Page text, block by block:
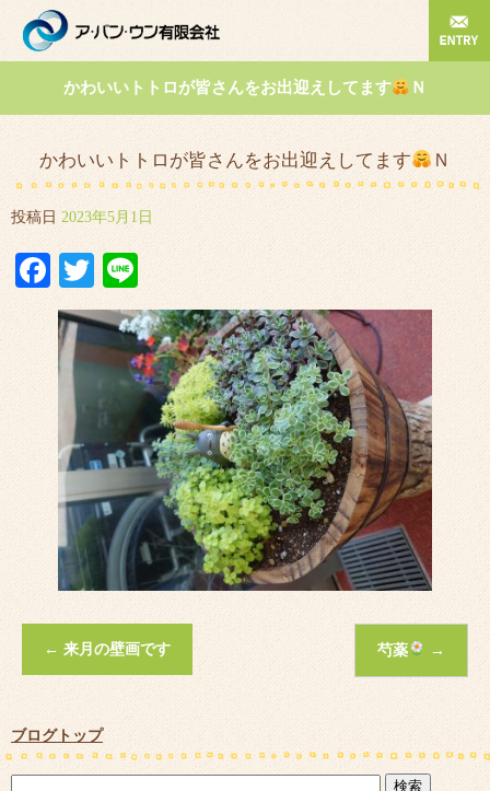
かわいいトトロが皆さんをお出迎えしてます Ｎ
かわいいトトロが皆さんをお出迎えしてます Ｎ
投稿日 2023年5月1日
Facebook
Twitter
← 来月の壁画です 芍薬 →
ブログトップ